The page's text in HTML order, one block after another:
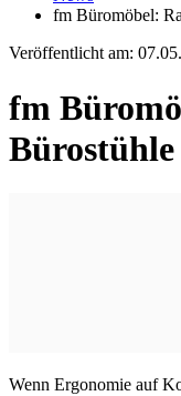
fm Büromöbel:
Veröffentlicht am:
fm
Bürostühle
Wenn Ergonomie auf